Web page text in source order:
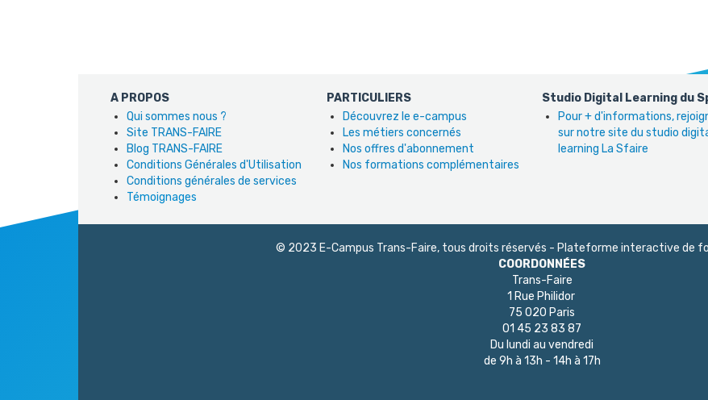
A PROPOS
Qui sommes nous ?
Site TRANS-FAIRE
Blog TRANS-FAIRE
Conditions Générales d'Utilisation
Conditions générales de services
Témoignages
PARTICULIERS
Découvrez le e-campus
Les métiers concernés
Nos offres d'abonnement
Nos formations complémentaires
Studio Digital Learning du
Pour + d'informations,
sur notre site du studio
learning La Sfaire
© 2023 E-Campus Trans-Faire, tous droits réservés - Plateforme interactive de
COORDONNÉES
Trans-Faire
1 Rue Philidor
75 020 Paris
01 45 23 83 87
Du lundi au vendredi
de 9h à 13h - 14h à 17h